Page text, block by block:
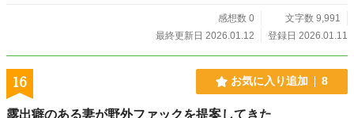
感想数 0
文字数 9,991
最終更新日 2026.01.12
登録日 2026.01.11
16 お気に入り追加 8
露出癖のある妻が野外ファックを提案してきた